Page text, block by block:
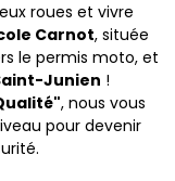
roues et vivre
Carnot, située
le permis moto, et
Junien !
, nous vous
pour devenir